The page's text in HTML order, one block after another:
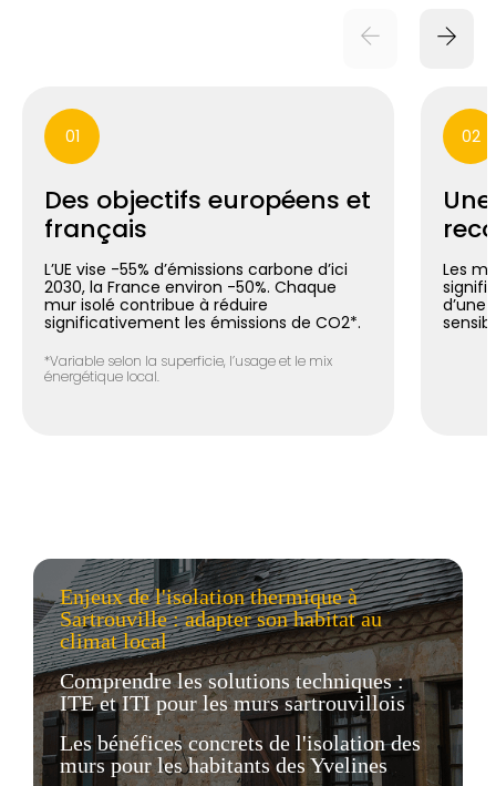
01
Des objectifs européens et
français
L’UE vise -55% d’émissions carbone d’ici
2030, la France environ -50%. Chaque
mur isolé contribue à réduire
significativement les émissions de CO2*.
*Variable selon la superficie, l’usage et le mix
énergétique local.
02
Les
d’une
Enjeux de l'isolation thermique à
Sartrouville : adapter son habitat au
climat local
Comprendre les solutions techniques :
ITE et ITI pour les murs sartrouvillois
Les bénéfices concrets de l'isolation des
murs pour les habitants des Yvelines